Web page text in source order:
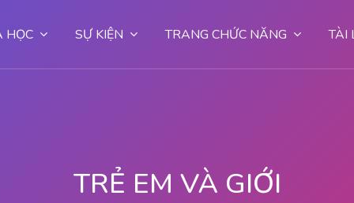
HỌC SỰ KIỆN TRANG CHỨC NĂNG TÀI
TRẺ EM VÀ GIỚI